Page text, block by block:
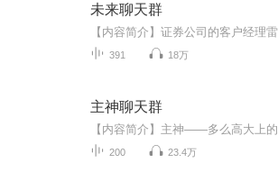
未来聊天群
391 18万
主神聊天群
200 23.4万